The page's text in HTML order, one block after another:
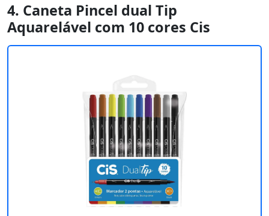
4. Caneta Pincel dual Tip
Aquarelável com 10 cores Cis